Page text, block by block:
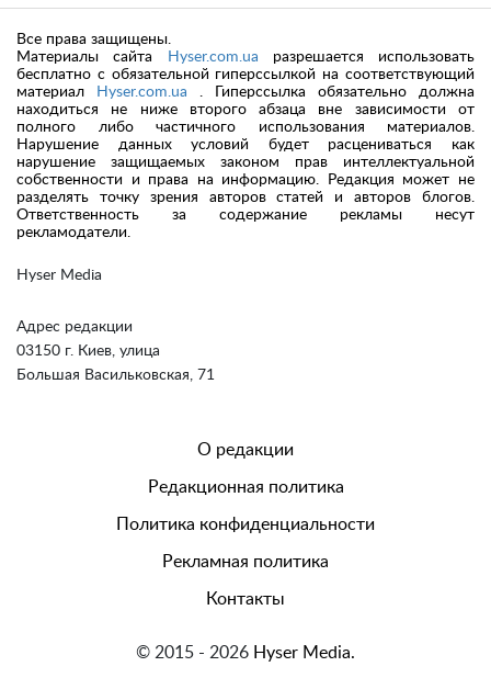
Hyser Media
Адрес редакции
03150 г. Киев, улица
Большая Васильковская, 71
Все права защищены.
Материалы сайта
Hyser.com.ua разрешается использовать
бесплатно с обязательной гиперссылкой на соответствующий
материал
Hyser.com.ua . Гиперссылка обязательно должна
находиться не ниже второго абзаца вне зависимости от
полного либо частичного использования материалов.
Нарушение данных условий будет расцениваться как
нарушение защищаемых законом прав интеллектуальной
собственности и права на информацию. Редакция может не
разделять точку зрения авторов статей и авторов блогов.
Ответственность за содержание рекламы несут
рекламодатели.
О редакции
Редакционная политика
Политика конфиденциальности
Рекламная политика
Контакты
© 2015 - 2026 Hyser Media.